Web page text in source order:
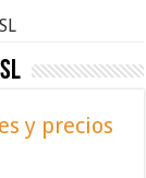
y precios